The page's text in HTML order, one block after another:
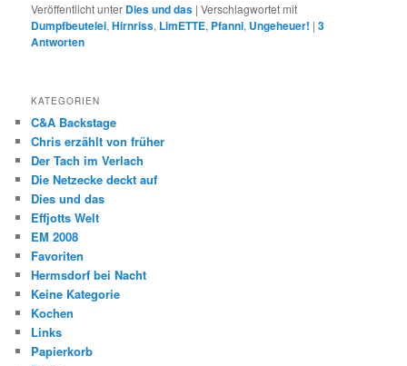
Veröffentlicht unter Dies und das |Verschlagwortet mit
Dumpfbeutelei,Hirnriss, LimETTE, Pfanni, Ungeheuer! |3
Antworten
KATEGORIEN
C&A Backstage
Chris erzählt von früher
Der Tach im Verlach
Die Netzecke deckt auf
Dies und das
Effjotts Welt
EM 2008
Favoriten
Hermsdorf bei Nacht
Keine Kategorie
Kochen
Links
Papierkorb